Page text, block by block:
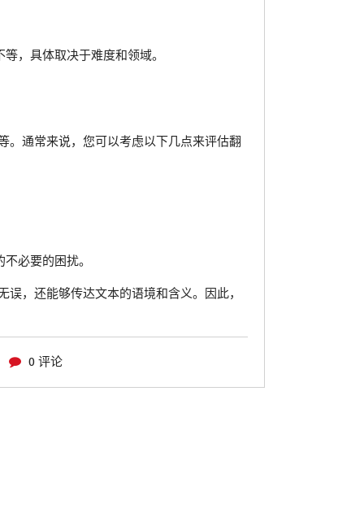
，具体取决于难度和领域。
。通常来说，您可以考虑以下几点来评估翻
必要的困扰。
，还能够传达文本的语境和含义。因此，
0 评论